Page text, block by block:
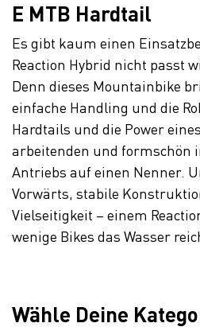
E MTB Hardtail
Es gibt kaum einen
Reaction Hybrid nicht passt
Denn dieses Mountainbike
einfache Handling und die
Hardtails und die Power
arbeitenden und formschön
Antriebs auf einen Nenner.
Vorwärts, stabile
Vielseitigkeit – einem
wenige Bikes das Wasser
Wähle Deine